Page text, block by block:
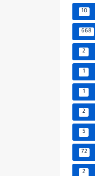
10
668
2
1
1
2
5
72
2